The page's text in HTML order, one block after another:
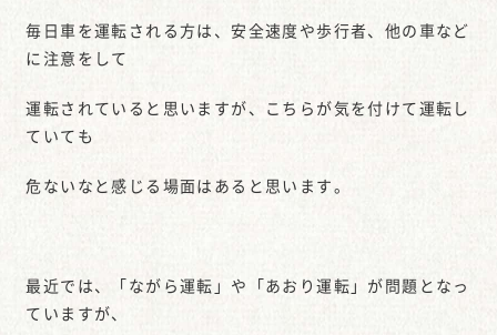
毎日車を運転される方は、安全速度や歩行者、他の車など
に注意をして
運転されていると思いますが、こちらが気を付けて運転し
ていても
危ないなと感じる場面はあると思います。
最近では、「ながら運転」や「あおり運転」が問題となっ
ていますが、